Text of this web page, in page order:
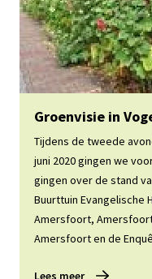
Lees meer
Groenvisie in
Tijdens de tweede
juni 2020 gingen we
gingen over de stand
Buurttuin Evangelische
Amersfoort,
Amersfoort en de
Lees meer